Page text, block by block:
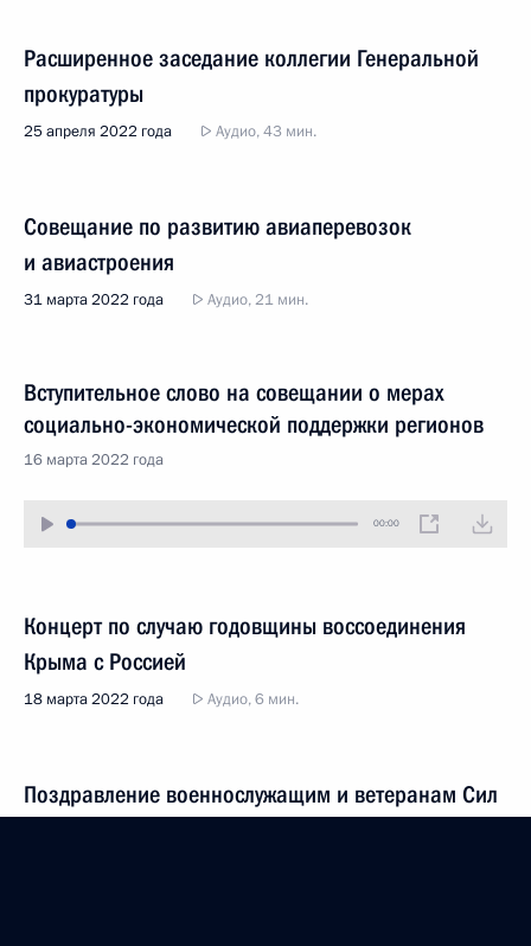
Расширенное заседание коллегии Генеральной
прокуратуры
25 апреля 2022 года Аудио, 43 мин.
Совещание по развитию авиаперевозок
и авиастроения
31 марта 2022 года Аудио, 21 мин.
Вступительное слово на совещании о мерах
социально-экономической поддержки регионов
16 марта 2022 года
00:00
Концерт по случаю годовщины воссоединения
Крыма с Россией
18 марта 2022 года Аудио, 6 мин.
Поздравление военнослужащим и ветеранам Сил